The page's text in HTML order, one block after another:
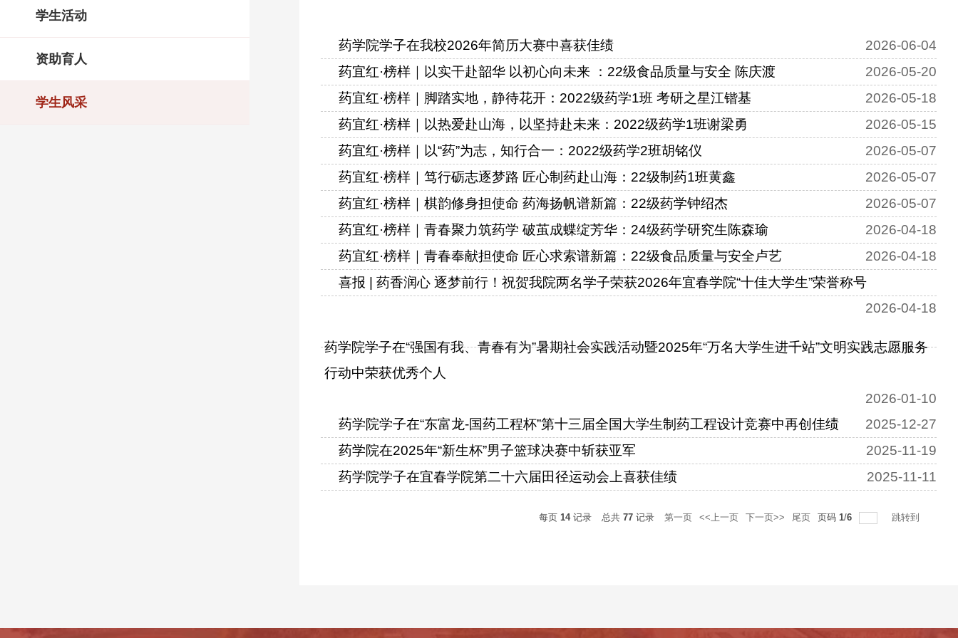
学生活动
资助育人
学生风采
药学院学子在我校2026年简历大赛中喜获佳绩
2026-06-04
药宜红·榜样｜以实干赴韶华 以初心向未来 ：22级食品质量与安全 陈庆渡
2026-05-20
药宜红·榜样｜脚踏实地，静待花开：2022级药学1班 考研之星江锴基
2026-05-18
药宜红·榜样｜以热爱赴山海，以坚持赴未来：2022级药学1班谢梁勇
2026-05-15
药宜红·榜样｜以“药”为志，知行合一：2022级药学2班胡铭仪
2026-05-07
药宜红·榜样｜笃行砺志逐梦路 匠心制药赴山海：22级制药1班黄鑫
2026-05-07
药宜红·榜样｜棋韵修身担使命 药海扬帆谱新篇：22级药学钟绍杰
2026-05-07
药宜红·榜样｜青春聚力筑药学 破茧成蝶绽芳华：24级药学研究生陈森瑜
2026-04-18
药宜红·榜样｜青春奉献担使命 匠心求索谱新篇：22级食品质量与安全卢艺
2026-04-18
喜报 | 药香润心 逐梦前行！祝贺我院两名学子荣获2026年宜春学院“十佳大学生”荣誉称号
2026-04-18
药学院学子在“强国有我、青春有为”暑期社会实践活动暨2025年“万名大学生进千站”文明实践志愿服务
行动中荣获优秀个人
2026-01-10
药学院学子在“东富龙-国药工程杯”第十三届全国大学生制药工程设计竞赛中再创佳绩
2025-12-27
药学院在2025年“新生杯”男子篮球决赛中斩获亚军
2025-11-19
药学院学子在宜春学院第二十六届田径运动会上喜获佳绩
2025-11-11
每页 14记录 总共 77 记录 第一页 <<上一页 下一页>> 尾页 页码 1/6 跳转到